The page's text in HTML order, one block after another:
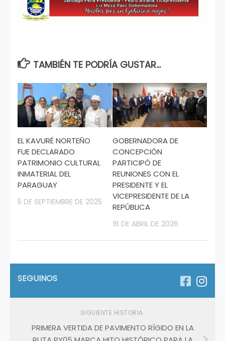
TAMBIÉN TE PODRÍA GUSTAR...
EL KAVURÉ NORTEÑO
FUE DECLARADO
PATRIMONIO CULTURAL
INMATERIAL DEL
PARAGUAY
5 DE SEPTIEMBRE DE 2025
GOBERNADORA DE
CONCEPCIÓN
PARTICIPÓ DE
REUNIONES CON EL
PRESIDENTE Y EL
VICEPRESIDENTE DE LA
REPÚBLICA
16 DE ABRIL DE 2026
SEGUINOS
SIGUIENTE HISTORIA
PRIMERA VERTIDA DE PAVIMENTO RÍGIDO EN LA